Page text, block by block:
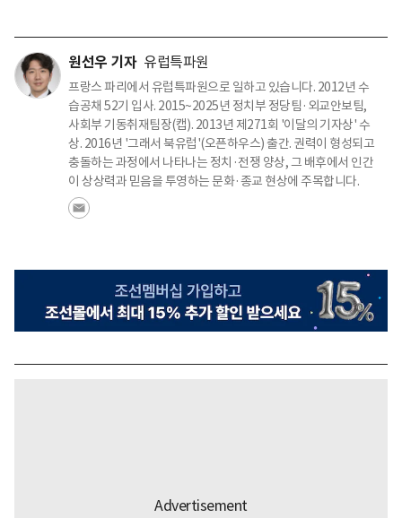
원선우 기자 유럽특파원
프랑스 파리에서 유럽특파원으로 일하고 있습니다. 2012년 수
습공채 52기 입사. 2015~2025년 정치부 정당팀·외교안보팀,
사회부 기동취재팀장(캡). 2013년 제271회 '이달의 기자상' 수
상. 2016년 '그래서 북유럽'(오픈하우스) 출간. 권력이 형성되고
충돌하는 과정에서 나타나는 정치·전쟁 양상, 그 배후에서 인간
이 상상력과 믿음을 투영하는 문화·종교 현상에 주목합니다.